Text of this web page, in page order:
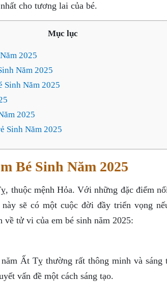
cho tương lai của bé.
Mục lục
2025
Năm 2025
Sinh Năm 2025
2025
Sinh Năm 2025
Bé Sinh Năm 2025
thuộc mệnh Hỏa. Với những đặc điểm
sẽ có một cuộc đời đầy triển vọng
tử vi của em bé sinh năm 2025:
Ất Tỵ thường rất thông minh và sáng
vấn đề một cách sáng tạo.